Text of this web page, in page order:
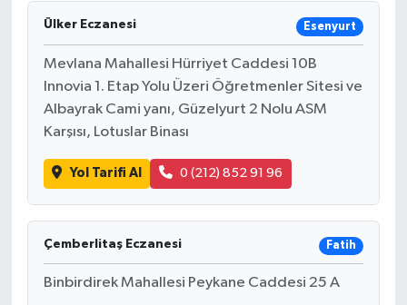
Ülker Eczanesi Esenyurt
Mevlana Mahallesi Hürriyet Caddesi 10B
Innovia 1. Etap Yolu Üzeri Öğretmenler Sitesi ve
Albayrak Cami yanı, Güzelyurt 2 Nolu ASM
Karşısı, Lotuslar Binası
Yol Tarifi Al 0 (212) 852 91 96
Çemberlitaş Eczanesi Fatih
Binbirdirek Mahallesi Peykane Caddesi 25 A